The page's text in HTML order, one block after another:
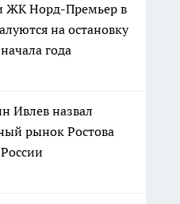
ЖК Норд-Премьер в
на остановку
года
Ивлев назвал
рынок Ростова